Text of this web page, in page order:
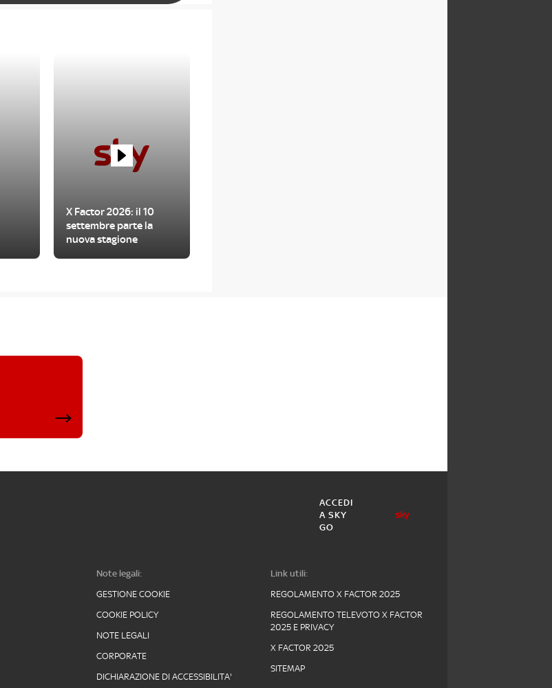
X Factor 2026: il 10
settembre parte la
nuova stagione
ACCEDI
A SKY
GO
Note legali:
GESTIONE COOKIE
COOKIE POLICY
NOTE LEGALI
CORPORATE
DICHIARAZIONE DI ACCESSIBILITA'
Link utili:
REGOLAMENTO X FACTOR 2025
REGOLAMENTO TELEVOTO X FACTOR
2025 E PRIVACY
X FACTOR 2025
SITEMAP